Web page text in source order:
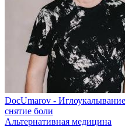
DocUmarov -
снятие боли
Альтернативная медицина